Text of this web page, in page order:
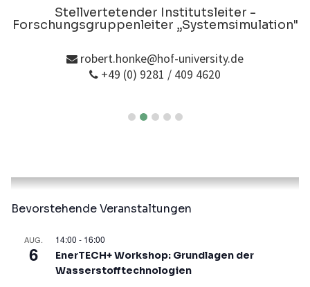
Stellvertetender Institutsleiter -
Forschungsgruppenleiter „Systemsimulation"
robert.honke@hof-university.de
+49 (0) 9281 / 409 4620
Bevorstehende Veranstaltungen
AUG.
6
14:00 - 16:00
EnerTECH+ Workshop: Grundlagen der
Wasserstofftechnologien